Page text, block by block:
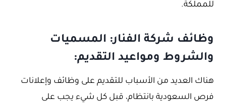
للمملكة.
وظائف شركة الفنار: المسميات
والشروط ومواعيد التقديم:
هناك العديد من الأسباب للتقديم على وظائف وإعلانات
فرص السعودية بانتظام، قبل كل شيء يجب على